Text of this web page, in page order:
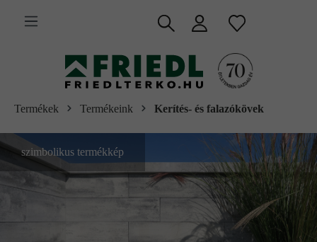
tartalomra
Termékek Termékeink Kerítés- és falazókövek
szimbolikus termékkép